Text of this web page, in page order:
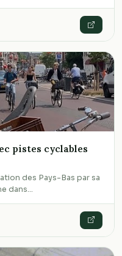
pistes cyclables
des Pays-Bas par sa
dans…